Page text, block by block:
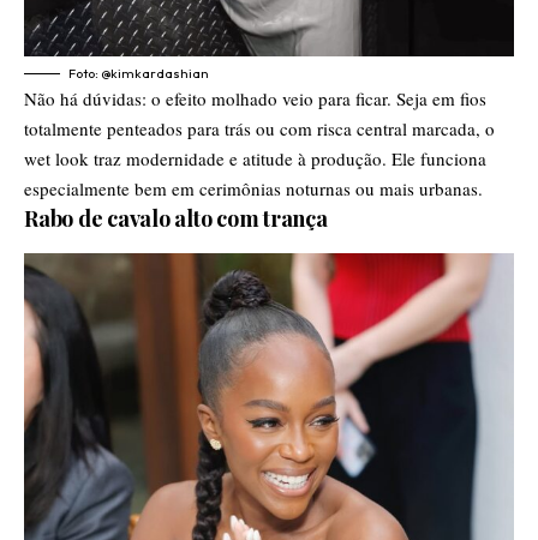
Foto: @kimkardashian
Não há dúvidas: o efeito molhado veio para ficar. Seja em fios
totalmente penteados para trás ou com risca central marcada, o
wet look traz modernidade e atitude à produção. Ele funciona
especialmente bem em cerimônias noturnas ou mais urbanas.
Rabo de cavalo alto com trança